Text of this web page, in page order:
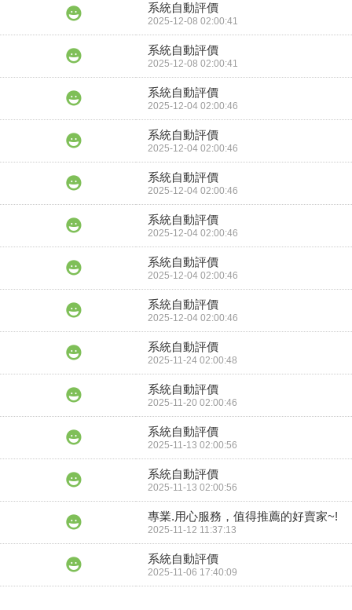
系統自動評價
2025-12-08 02:00:41
系統自動評價
2025-12-08 02:00:41
系統自動評價
2025-12-04 02:00:46
系統自動評價
2025-12-04 02:00:46
系統自動評價
2025-12-04 02:00:46
系統自動評價
2025-12-04 02:00:46
系統自動評價
2025-12-04 02:00:46
系統自動評價
2025-12-04 02:00:46
系統自動評價
2025-11-24 02:00:48
系統自動評價
2025-11-20 02:00:46
系統自動評價
2025-11-13 02:00:56
系統自動評價
2025-11-13 02:00:56
專業.用心服務，值得推薦的好賣家~!
2025-11-12 11:37:13
系統自動評價
2025-11-06 17:40:09